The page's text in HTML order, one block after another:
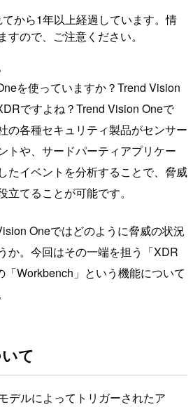
から1年以上経過しています。情
ので、ご注意ください。
を使っていますか？Trend Vision
ですよね？Trend Vision Oneで
の各種セキュリティ製品がセンサー
トや、サードパーティアプリケー
たイベントを分析することで、脅威
てることが可能です。
Oneではどのように脅威の状況
か。今回はその一端を担う「XDR
Workbench」という機能について
て
デルによってトリガーされたア